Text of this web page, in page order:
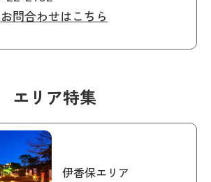
問合わせはこちら
エリア特集
伊香保エリア